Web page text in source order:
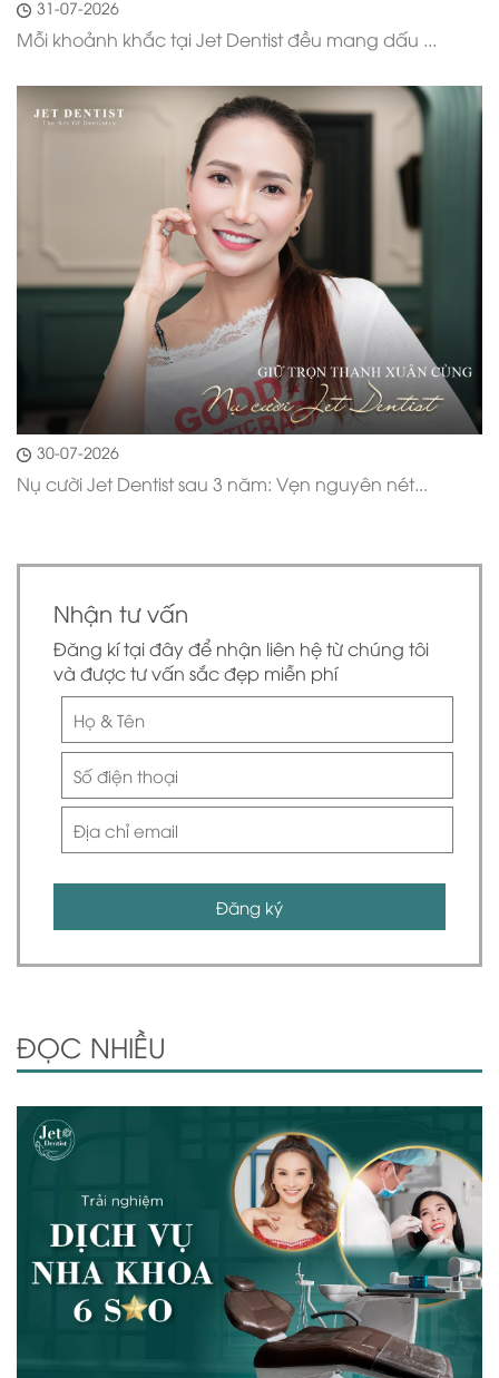
31-07-2026
Mỗi khoảnh khắc tại Jet Dentist đều mang dấu ...
30-07-2026
Nụ cười Jet Dentist sau 3 năm: Vẹn nguyên nét...
Nhận tư vấn
Đăng kí tại đây để nhận liên hệ từ chúng tôi
và được tư vấn sắc đẹp miễn phí
Đăng ký
ĐỌC NHIỀU